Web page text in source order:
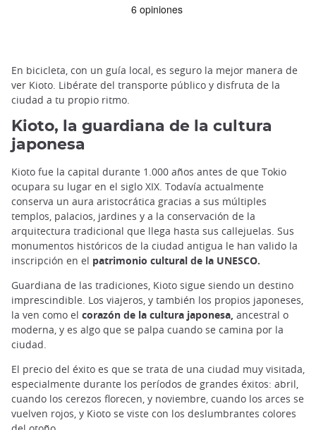
En bicicleta, con un guía local, es seguro la mejor manera de
ver Kioto. Libérate del transporte público y disfruta de la
ciudad a tu propio ritmo.
Kioto, la guardiana de la cultura
japonesa
Kioto fue la capital durante 1.000 años antes de que Tokio
ocupara su lugar en el siglo XIX. Todavía actualmente
conserva un aura aristocrática gracias a sus múltiples
templos, palacios, jardines y a la conservación de la
arquitectura tradicional que llega hasta sus callejuelas. Sus
monumentos históricos de la ciudad antigua le han valido la
inscripción en el patrimonio cultural de la UNESCO.
Guardiana de las tradiciones, Kioto sigue siendo un destino
imprescindible. Los viajeros, y también los propios japoneses,
la ven como el corazón de la cultura japonesa, ancestral o
moderna, y es algo que se palpa cuando se camina por la
ciudad.
El precio del éxito es que se trata de una ciudad muy visitada,
especialmente durante los períodos de grandes éxitos: abril,
cuando los cerezos florecen, y noviembre, cuando los arces se
vuelven rojos, y Kioto se viste con los deslumbrantes colores